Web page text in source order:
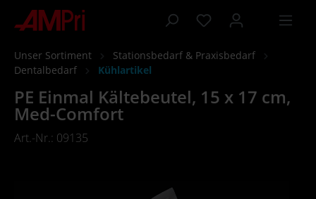
springen
Unser Sortiment
Stationsbedarf & Praxisbedarf
Dentalbedarf
Kühlartikel
PE Einmal Kältebeutel, 15 x 17 cm,
Med-Comfort
Art.-Nr.: 09135